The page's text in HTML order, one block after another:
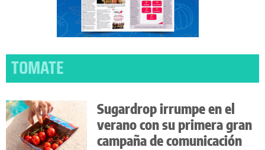
TOMATE
Sugardrop irrumpe en el
verano con su primera gran
campaña de comunicación